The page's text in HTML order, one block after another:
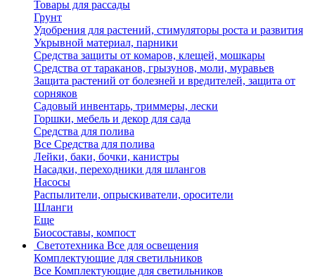
Товары для рассады
Грунт
Удобрения для растений, стимуляторы роста и развития
Укрывной материал, парники
Средства защиты от комаров, клещей, мошкары
Средства от тараканов, грызунов, моли, муравьев
Защита растений от болезней и вредителей, защита от
сорняков
Садовый инвентарь, триммеры, лески
Горшки, мебель и декор для сада
Средства для полива
Все Средства для полива
Лейки, баки, бочки, канистры
Насадки, переходники для шлангов
Насосы
Распылители, опрыскиватели, оросители
Шланги
Еще
Биосоставы, компост
Светотехника Все для освещения
Комплектующие для светильников
Все Комплектующие для светильников